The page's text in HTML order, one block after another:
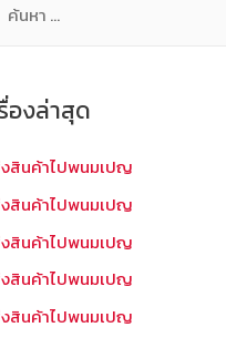
องล่าสุด
สินค้าไปพนมเปญ
สินค้าไปพนมเปญ
สินค้าไปพนมเปญ
สินค้าไปพนมเปญ
สินค้าไปพนมเปญ